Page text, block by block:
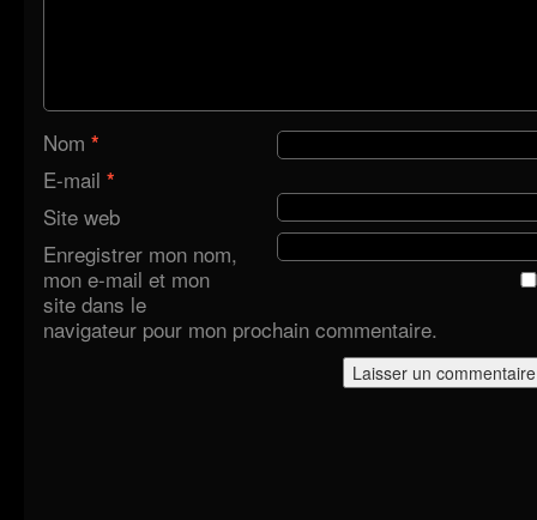
Nom *
E-mail *
Site web
Enregistrer mon nom,
mon e-mail et mon
site dans le
navigateur pour mon prochain commentaire.